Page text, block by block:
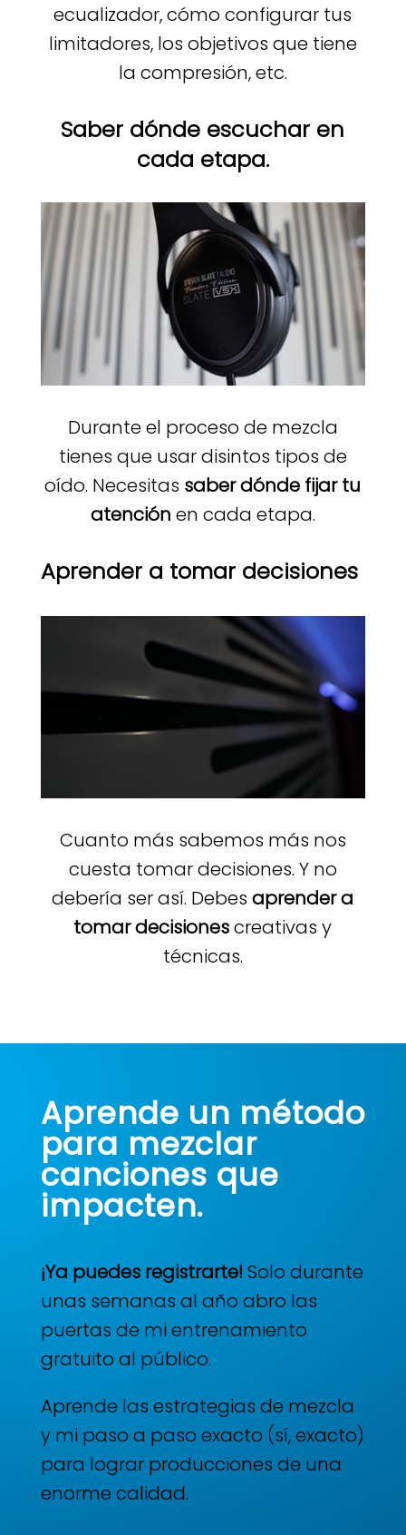
ecualizador, cómo configurar tus
limitadores, los objetivos que tiene
la compresión, etc.
Saber dónde escuchar en
cada etapa.
Durante el proceso de mezcla
tienes que usar disintos tipos de
oído. Necesitas saber dónde fijar tu
atención en cada etapa.
Aprender a tomar decisiones
Cuanto más sabemos más nos
cuesta tomar decisiones. Y no
debería ser así. Debesaprender a
tomar decisionescreativas y
técnicas.
Aprende un método
para mezclar
canciones que
impacten.
¡Ya puedes registrarte! Solo durante
unas semanas al año abro las
puertas de mi entrenamiento
gratuito al público.
Aprende las estrategias de mezcla
y mi paso a paso exacto (sí, exacto)
para lograr producciones de una
enorme calidad.